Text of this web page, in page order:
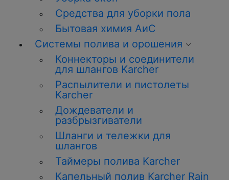
Средства для уборки пола
Бытовая химия АиС
Системы полива и орошения
Коннекторы и соединители
для шлангов Karcher
Распылители и пистолеты
Karcher
Дождеватели и
разбрызгиватели
Шланги и тележки для
шлангов
Таймеры полива Karcher
Капельный полив Karcher Rain